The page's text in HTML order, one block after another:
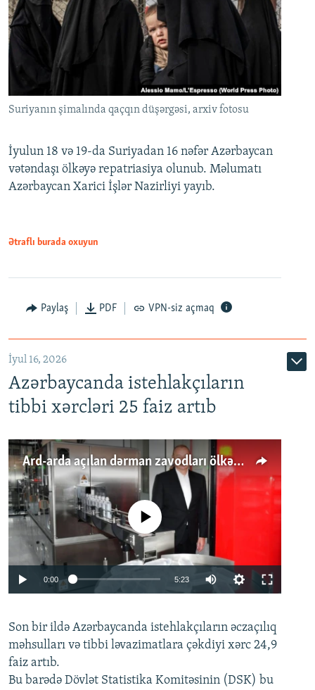
Suriyanın şimalında qaçqın düşərgəsi, arxiv fotosu
İyulun 18 və 19-da Suriyadan 16 nəfər Azərbaycan
vətəndaşı ölkəyə repatriasiya olunub. Məlumatı
Azərbaycan Xarici İşlər Nazirliyi yayıb.
Ətraflı burada oxuyun
Paylaş PDF VPN-siz açmaq
İyul 16, 2026
Azərbaycanda istehlakçıların
tibbi xərcləri 25 faiz artıb
Ard-arda açılan dərman zavodları ölkənin tələbatını ödəyirmi?
Auto 240p 360p 480p
720p 1080p
No media source currently available
0:00 5:23
360p
480p
720p
Son bir ildə Azərbaycanda istehlakçıların əczaçılıq
məhsulları və tibbi ləvazimatlara çəkdiyi xərc 24,9
faiz artıb.
Bu barədə Dövlət Statistika Komitəsinin (DSK) bu